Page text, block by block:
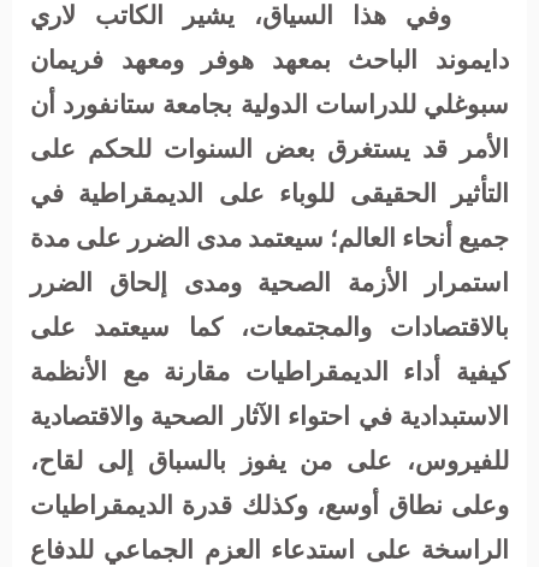
وفي هذا السياق، يشير الكاتب لاري
دايموند الباحث بمعهد هوفر ومعهد فريمان
سبوغلي للدراسات الدولية بجامعة ستانفورد أن
الأمر قد يستغرق بعض السنوات للحكم على
التأثير الحقيقى للوباء على الديمقراطية في
جميع أنحاء العالم؛ سيعتمد مدى الضرر على مدة
استمرار الأزمة الصحية ومدى إلحاق الضرر
بالاقتصادات والمجتمعات، كما سيعتمد على
كيفية أداء الديمقراطيات مقارنة مع الأنظمة
الاستبدادية في احتواء الآثار الصحية والاقتصادية
للفيروس، على من يفوز بالسباق إلى لقاح،
وعلى نطاق أوسع، وكذلك قدرة الديمقراطيات
الراسخة على استدعاء العزم الجماعي للدفاع